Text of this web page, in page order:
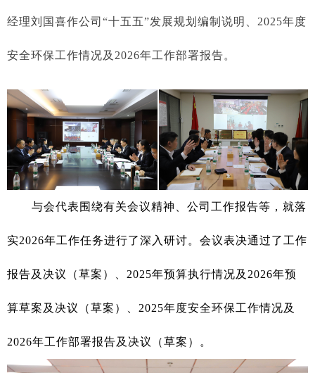
经理刘国喜作公司“十五五”发展规划编制说明、2025年度
安全环保工作情况及2026年工作部署报告。
与会代表围绕有关会议精神 、公司工作报告等，就落
实2026年工作任务进行了深入研讨。会议表决通过了 工作
报告及决议（草案）、2025年预算执行情况及2026年预
算草案及决议（草案）、2025年度安全环保工作情况及
2026年工作部署报告及决议（草案）。